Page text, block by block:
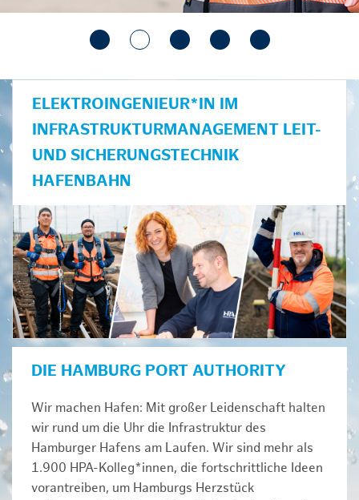
ELEKTROINGENIEUR*IN IM
INFRASTRUKTURMANAGEMENT LEIT-
UND SICHERUNGSTECHNIK
HAFENBAHN
DIE HAMBURG PORT AUTHORITY
Wir machen Hafen: Mit großer Leidenschaft halten
wir rund um die Uhr die Infrastruktur des
Hamburger Hafens am Laufen. Wir sind mehr als
1.900 HPA-Kolleg*innen, die fortschrittliche Ideen
vorantreiben, um Hamburgs Herzstück